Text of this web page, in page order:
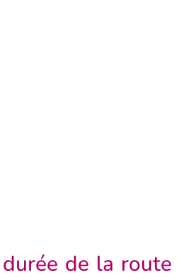
de la route